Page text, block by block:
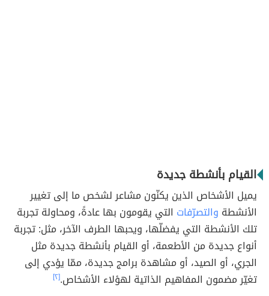
القيام بأنشطة جديدة
يميل الأشخاص الذين يكنّون مشاعر لشخص ما إلى تغيير
الأنشطة والتصرّفات التي يقومون بها عادةً، ومحاولة تجربة
تلك الأنشطة التي يفضلّها، ويحبها الطرف الآخر، مثل: تجربة
أنواع جديدة من الأطعمة، أو القيام بأنشطة جديدة مثل
الجري، أو الصيد، أو مشاهدة برامج جديدة، ممّا يؤدي إلى
تغيّر مضمون المفاهيم الذاتية لهؤلاء الأشخاص.[٢]